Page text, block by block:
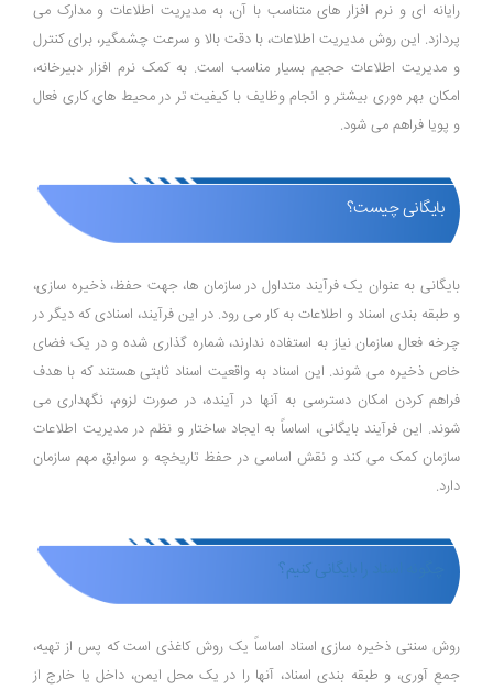
رایانه ‌ای و نرم ‌افزار های متناسب با آن، به مدیریت اطلاعات و مدارک می‌
پردازد. این روش مدیریت اطلاعات، با دقت بالا و سرعت چشمگیر، برای کنترل
و مدیریت اطلاعات حجیم بسیار مناسب است. به کمک نرم ‌افزار دبیرخانه،
امکان بهر ه‌وری بیشتر و انجام وظایف با کیفیت تر در محیط‌ های کاری فعال
و پویا فراهم می ‌شود.
بایگانی چیست؟
بایگانی به عنوان یک فرآیند متداول در سازمان‌ ها، جهت حفظ، ذخیره ‌سازی،
و طبقه ‌بندی اسناد و اطلاعات به‌ کار می ‌رود. در این فرآیند، اسنادی که دیگر در
چرخه فعال سازمان نیاز به استفاده ندارند، شماره‌ گذاری شده و در یک فضای
خاص ذخیره می‌ شوند. این اسناد به واقعیت اسناد ثابتی هستند که با هدف
فراهم کردن امکان دسترسی به آنها در آینده، در صورت لزوم، نگهداری می
‌شوند. این فرآیند بایگانی، اساساً به ایجاد ساختار و نظم در مدیریت اطلاعات
سازمان کمک می‌ کند و نقش اساسی در حفظ تاریخچه و سوابق مهم سازمان
دارد.
چگونه اسناد را بایگانی کنیم؟
روش سنتی ذخیره‌ سازی اسناد اساساً یک روش کاغذی است که پس از تهیه،
جمع‌ آوری، و طبقه ‌بندی اسناد، آنها را در یک محل ایمن، داخل یا خارج از